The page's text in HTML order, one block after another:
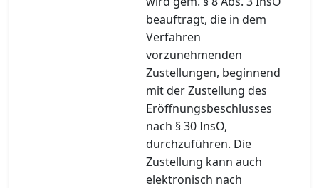
beauftragt, die in dem
Verfahren
vorzunehmenden
Zustellungen, beginnend
mit der Zustellung des
Eröffnungsbeschlusses
nach § 30 InsO,
durchzuführen. Die
Zustellung kann auch
elektronisch nach